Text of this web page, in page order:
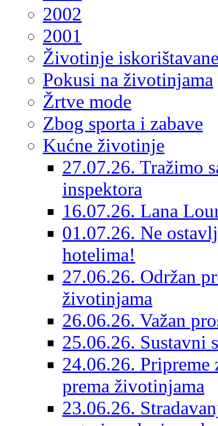
2002
2001
Životinje
Pokusi na životinjama
Žrtve mode
Zbog sporta i zabave
Kućne životinje
27.07.26. Tražimo
inspektora
16.07.26. Lana
01.07.26. Ne
hotelima!
27.06.26. Održan
životinjama
26.06.26. Važan
25.06.26. Sustavni
24.06.26.
prema životinjama
23.06.26.